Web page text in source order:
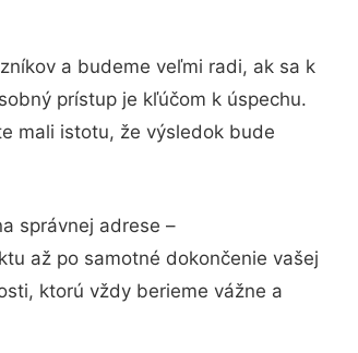
a budeme veľmi radi, ak sa k
prístup je kľúčom k úspechu.
mali istotu, že výsledok bude
správnej adrese –
až po samotné dokončenie vašej
ktorú vždy berieme vážne a